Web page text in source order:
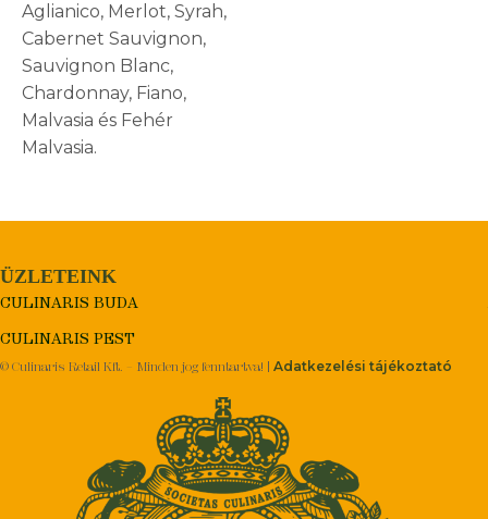
Aglianico, Merlot, Syrah,
Cabernet Sauvignon,
Sauvignon Blanc,
Chardonnay, Fiano,
Malvasia és Fehér
Malvasia.
ÜZLETEINK
CULINARIS BUDA
CULINARIS PEST
© Culinaris Retail Kft. – Minden jog fenntartva! | Adatkezelési tájékoztató